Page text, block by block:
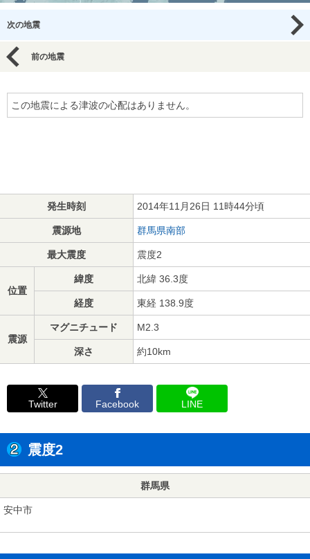
次の地震
前の地震
この地震による津波の心配はありません。
発生時刻 2014年11月26日 11時44分頃
震源地 群馬県南部
最大震度 震度2
位置
緯度 北緯 36.3度
経度 東経 138.9度
震源
マグニチュード M2.3
深さ 約10km
Twitter Facebook LINE
震度2
群馬県
安中市